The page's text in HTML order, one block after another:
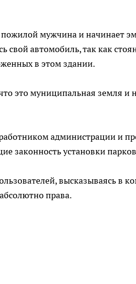
мужчина и начинает
свой автомобиль, так как
в этом здании.
это муниципальная земля и
администрации и
законность установки
высказываясь в
права.